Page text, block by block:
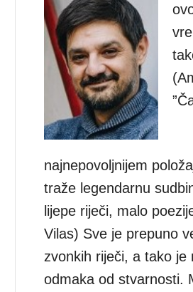
najnepovoljnijem
traže legendarnu
lijepe riječi, malo
Vilas) Sve je prepuno
zvonkih riječi, a tako je
odmaka od stvarnosti.